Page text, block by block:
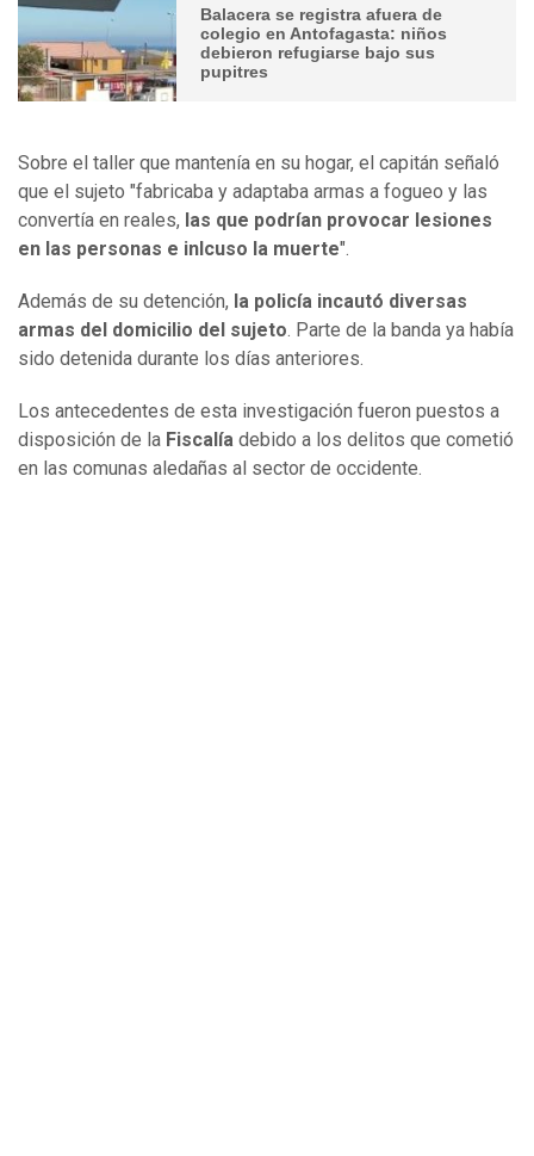
Balacera se registra afuera de
colegio en Antofagasta: niños
debieron refugiarse bajo sus
pupitres
Sobre el taller que mantenía en su hogar, el capitán señaló
que el sujeto "fabricaba y adaptaba armas a fogueo y las
convertía en reales, las que podrían provocar lesiones
en las personas e inlcuso la muerte".
Además de su detención, la policía incautó diversas
armas del domicilio del sujeto. Parte de la banda ya había
sido detenida durante los días anteriores.
Los antecedentes de esta investigación fueron puestos a
disposición de la Fiscalía debido a los delitos que cometió
en las comunas aledañas al sector de occidente.